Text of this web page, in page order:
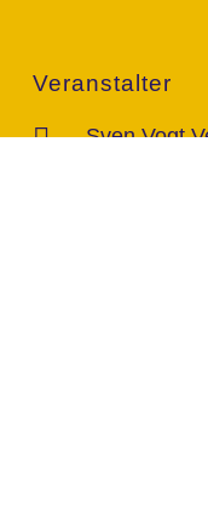
Veranstalter
Sven Vogt